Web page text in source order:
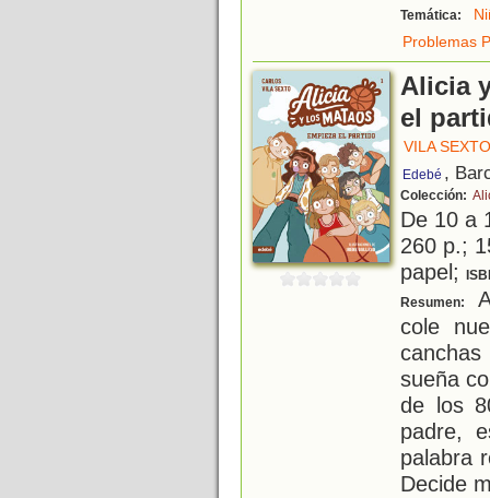
Temática:
Problemas
Alicia
el
VILA
Edebé ,
Colección:
De 10 a
260 p.;
papel;
Resumen:
cole
sueña
de los
padre,
palabra
Decide